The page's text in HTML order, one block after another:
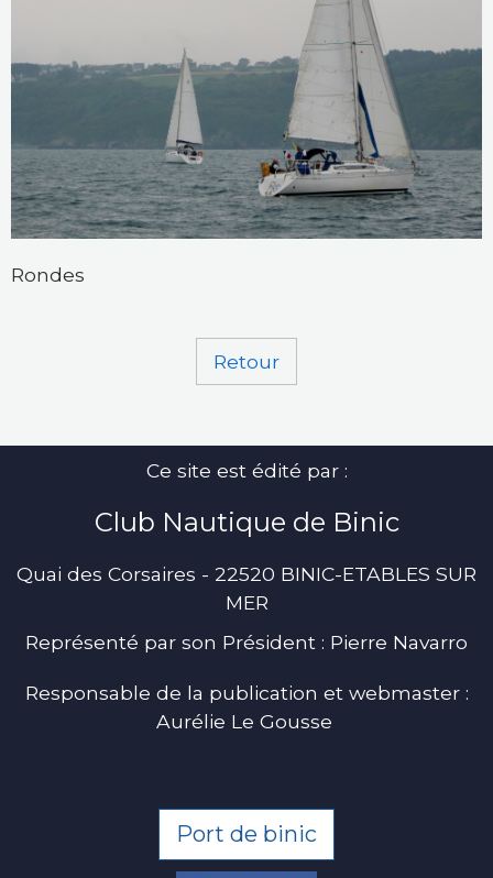
Rondes
Retour
Ce site est édité par :
Club Nautique de Binic
Quai des Corsaires - 22520 BINIC-ETABLES SUR
MER
Représenté par son Président : Pierre Navarro
Responsable de la publication et webmaster :
Aurélie Le Gousse
Port de binic